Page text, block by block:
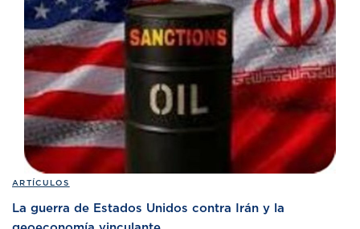
ARTÍCULOS
La guerra de Estados Unidos contra Irán y la
geoeconomía vinculante